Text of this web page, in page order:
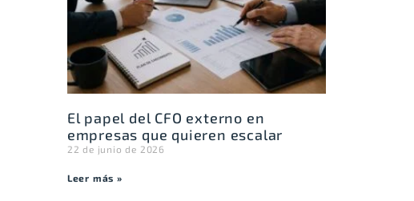
El papel del CFO externo en
empresas que quieren escalar
22 de junio de 2026
Leer más »